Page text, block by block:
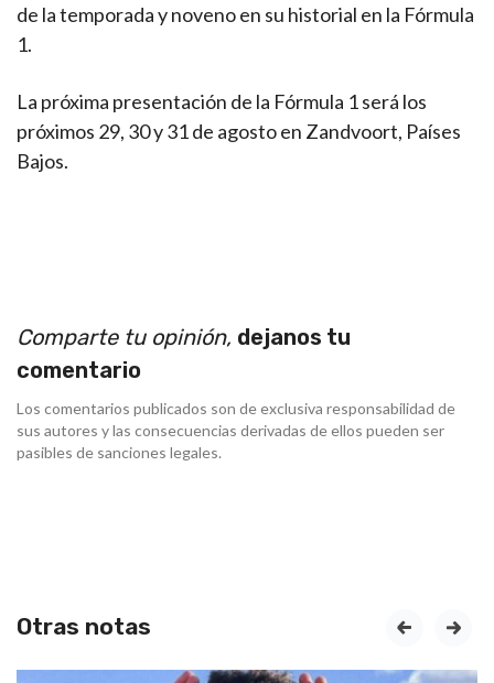
de la temporada y noveno en su historial en la Fórmula
1.
La próxima presentación de la Fórmula 1 será los
próximos 29, 30 y 31 de agosto en Zandvoort, Países
Bajos.
Comparte tu opinión, dejanos tu
comentario
Los comentarios publicados son de exclusiva responsabilidad de
sus autores y las consecuencias derivadas de ellos pueden ser
pasibles de sanciones legales.
Otras notas prev next